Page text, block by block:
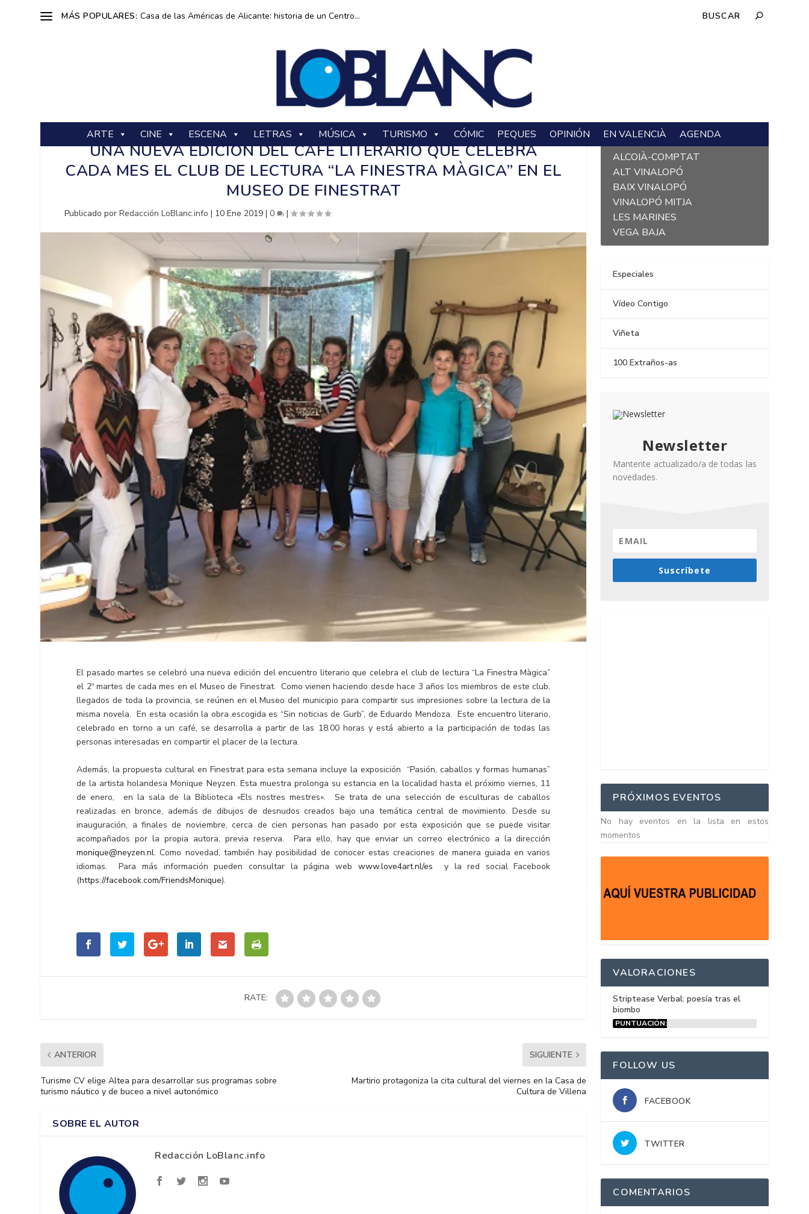
MÁS POPULARES: Casa de las Américas de Alicante: historia de un Centro...
ARTE CINE ESCENA LETRAS MÚSICA TURISMO CÓMIC PEQUES OPINIÓN EN VALENCIÀ AGENDA
UNA NUEVA EDICIÓN DEL CAFÉ LITERARIO QUE CELEBRA
CADA MES EL CLUB DE LECTURA “LA FINESTRA MÀGICA” EN EL
MUSEO DE FINESTRAT
Publicado porRedacción LoBlanc.info | 10 Ene 2019 |0 |
El pasado martes se celebró una nueva edición del encuentro literario que celebra el club de lectura “La Finestra Màgica”
el 2º martes de cada mes en el Museo de Finestrat. Como vienen haciendo desde hace 3 años los miembros de este club,
llegados de toda la provincia, se reúnen en el Museo del municipio para compartir sus impresiones sobre la lectura de la
misma novela. En esta ocasión la obra escogida es “Sin noticias de Gurb”, de Eduardo Mendoza. Este encuentro literario,
celebrado en torno a un café, se desarrolla a partir de las 18.00 horas y está abierto a la participación de todas las
personas interesadas en compartir el placer de la lectura.
Además, la propuesta cultural en Finestrat para esta semana incluye la exposición “Pasión, caballos y formas humanas”
de la artista holandesa Monique Neyzen. Esta muestra prolonga su estancia en la localidad hasta el próximo viernes, 11
de enero, en la sala de la Biblioteca «Els nostres mestres». Se trata de una selección de esculturas de caballos
realizadas en bronce, además de dibujos de desnudos creados bajo una temática central de movimiento. Desde su
inauguración, a finales de noviembre, cerca de cien personas han pasado por esta exposición que se puede visitar
acompañados por la propia autora, previa reserva. Para ello, hay que enviar un correo electrónico a la dirección
monique@neyzen.nl. Como novedad, también hay posibilidad de conocer estas creaciones de manera guiada en varios
idiomas. Para más información pueden consultar la página web www.love4art.nl/es y la red social Facebook
(https://facebook.com/FriendsMonique).
RATE:
ANTERIOR
Turisme CV elige Altea para desarrollar sus programas sobre
turismo náutico y de buceo a nivel autonómico
SIGUIENTE
Martirio protagoniza la cita cultural del viernes en la Casa de
Cultura de Villena
SOBRE EL AUTOR
Redacción LoBlanc.info
L´ALACANTÍ
ALCOIÀ-COMPTAT
ALT VINALOPÓ
BAIX VINALOPÓ
VINALOPÓ MITJA
LES MARINES
VEGA BAJA
Especiales
Vídeo Contigo
Viñeta
100 Extraños-as
Newsletter
Mantente actualizado/a de todas las
novedades.
Suscríbete
PRÓXIMOS EVENTOS
No hay eventos en la lista en estos
momentos
VALORACIONES
Striptease Verbal: poesía tras el
biombo
PUNTUACIÓN:
FOLLOW US
FACEBOOK
TWITTER
COMENTARIOS